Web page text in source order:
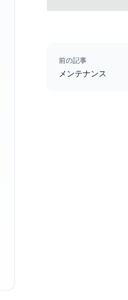
前の記事
メンテナンス